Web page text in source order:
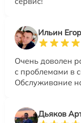
Ильин Егор
Очень доволен
с проблемами в
Обслуживание
Дьяков